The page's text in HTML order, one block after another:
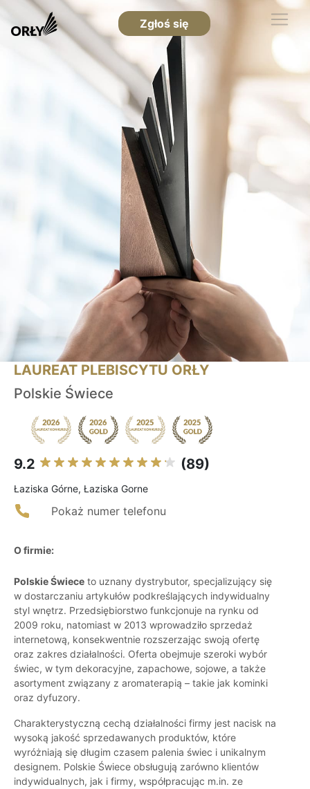
Zgłoś się
LAUREAT PLEBISCYTU ORŁY
Polskie Świece
9.2 (89)
Łaziska Górne, Łaziska Gorne
Pokaż numer telefonu
O firmie:
Polskie Świece to uznany dystrybutor, specjalizujący się
w dostarczaniu artykułów podkreślających indywidualny
styl wnętrz. Przedsiębiorstwo funkcjonuje na rynku od
2009 roku, natomiast w 2013 wprowadziło sprzedaż
internetową, konsekwentnie rozszerzając swoją ofertę
oraz zakres działalności. Oferta obejmuje szeroki wybór
świec, w tym dekoracyjne, zapachowe, sojowe, a także
asortyment związany z aromaterapią – takie jak kominki
oraz dyfuzory.
Charakterystyczną cechą działalności firmy jest nacisk na
wysoką jakość sprzedawanych produktów, które
wyróżniają się długim czasem palenia świec i unikalnym
designem. Polskie Świece obsługują zarówno klientów
indywidualnych, jak i firmy, współpracując m.in. ze